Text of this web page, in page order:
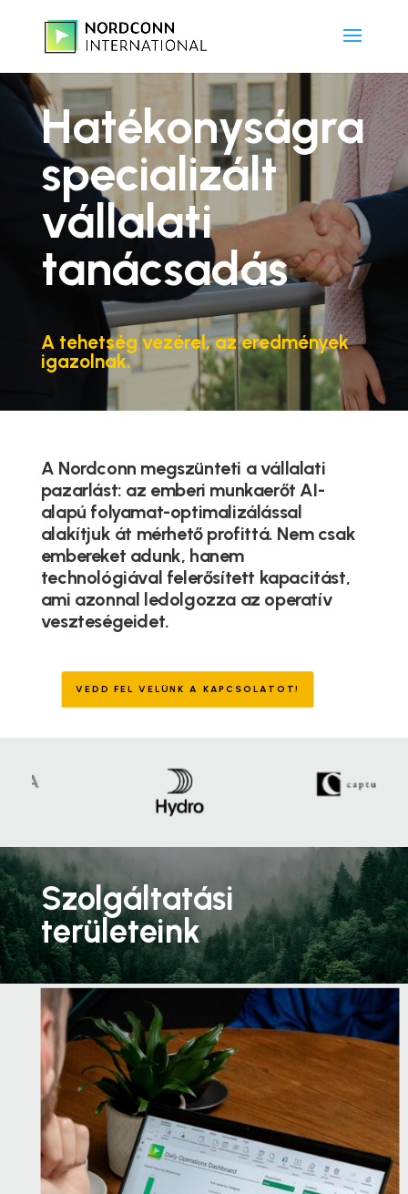
Hatékonyságra
specializált
vállalati
tanácsadás
A tehetség vezérel, az eredmények
igazolnak.
A Nordconn megszünteti a vállalati
pazarlást: az emberi munkaerőt AI-
alapú folyamat-optimalizálással
alakítjuk át mérhető profittá. Nem csak
embereket adunk, hanem
technológiával felerősített kapacitást,
ami azonnal ledolgozza az operatív
veszteségeidet.
VEDD FEL VELÜNK A KAPCSOLATOT!
Szolgáltatási
területeink